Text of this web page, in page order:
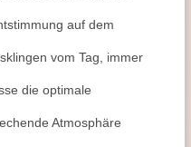
auf dem
vom Tag, immer
die optimale
Atmosphäre